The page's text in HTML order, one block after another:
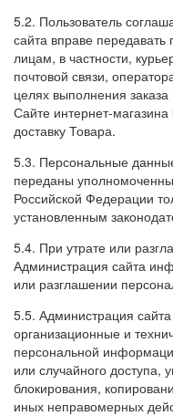
5.2. Пользователь
сайта вправе
лицам, в частности,
почтовой связи,
целях выполнения
Сайте интернет-
доставку Товара.
5.3. Персональные
переданы
Российской Федерации
установленным
5.4. При утрате или
Администрация сайта
или разглашении
5.5. Администрация
организационные и
персональной
или случайного доступа,
блокирования,
иных неправомерных